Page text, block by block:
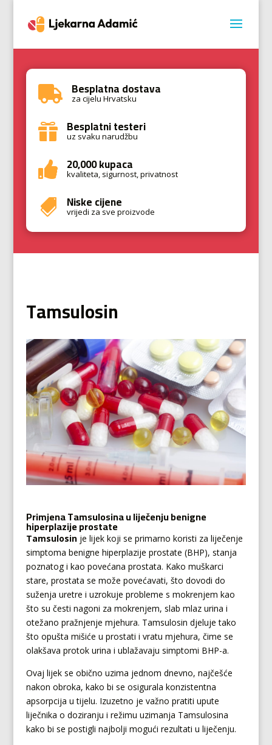
 Besplatna dostava
za cijelu Hrvatsku
 Besplatni testeri
uz svaku narudžbu
 20,000 kupaca
kvaliteta, sigurnost, privatnost
 Niske cijene
vrijedi za sve proizvode
Tamsulosin
Primjena Tamsulosina u liječenju benigne
hiperplazije prostate
Tamsulosin je lijek koji se primarno koristi za liječenje
simptoma benigne hiperplazije prostate (BHP), stanja
poznatog i kao povećana prostata. Kako muškarci
stare, prostata se može povećavati, što dovodi do
suženja uretre i uzrokuje probleme s mokrenjem kao
što su česti nagoni za mokrenjem, slab mlaz urina i
otežano pražnjenje mjehura. Tamsulosin djeluje tako
što opušta mišiće u prostati i vratu mjehura, čime se
olakšava protok urina i ublažavaju simptomi BHP-a.
Ovaj lijek se obično uzima jednom dnevno, najčešće
nakon obroka, kako bi se osigurala konzistentna
apsorpcija u tijelu. Izuzetno je važno pratiti upute
liječnika o doziranju i režimu uzimanja Tamsulosina
kako bi se postigli najbolji mogući rezultati u liječenju.